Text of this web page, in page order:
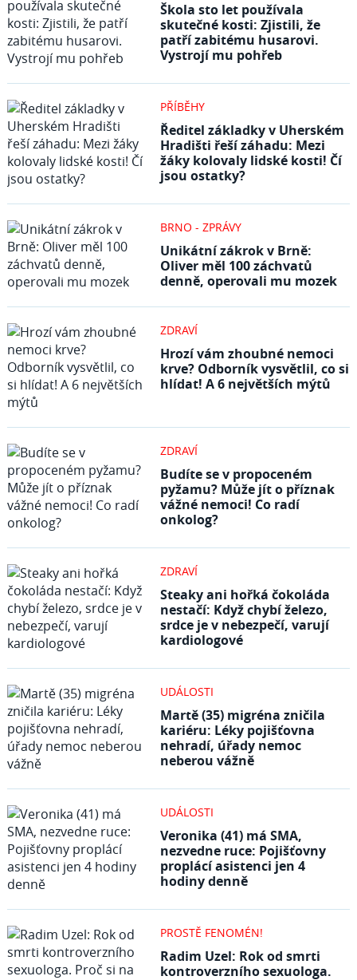
Škola sto let používala
skutečné kosti: Zjistili, že
patří zabitému husarovi.
Vystrojí mu pohřeb
PŘÍBĚHY
Ředitel základky v Uherském
Hradišti řeší záhadu: Mezi
žáky kolovaly lidské kosti! Čí
jsou ostatky?
BRNO - ZPRÁVY
Unikátní zákrok v Brně:
Oliver měl 100 záchvatů
denně, operovali mu mozek
ZDRAVÍ
Hrozí vám zhoubné nemoci
krve? Odborník vysvětlil, co si
hlídat! A 6 největších mýtů
ZDRAVÍ
Budíte se v propoceném
pyžamu? Může jít o příznak
vážné nemoci! Co radí
onkolog?
ZDRAVÍ
Steaky ani hořká čokoláda
nestačí: Když chybí železo,
srdce je v nebezpečí, varují
kardiologové
UDÁLOSTI
Martě (35) migréna zničila
kariéru: Léky pojišťovna
nehradí, úřady nemoc
neberou vážně
UDÁLOSTI
Veronika (41) má SMA,
nezvedne ruce: Pojišťovny
proplácí asistenci jen 4
hodiny denně
PROSTĚ FENOMÉN!
Radim Uzel: Rok od smrti
kontroverzního sexuologa.